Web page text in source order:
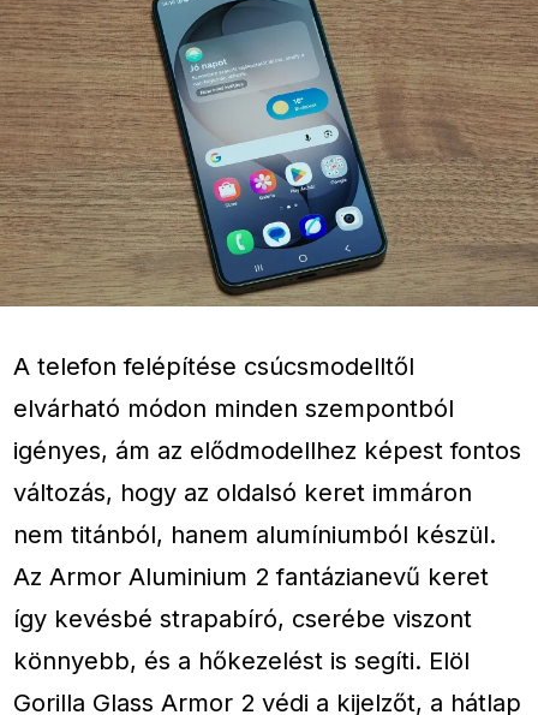
A telefon felépítése csúcsmodelltől
elvárható módon minden szempontból
igényes, ám az elődmodellhez képest fontos
változás, hogy az oldalsó keret immáron
nem titánból, hanem alumíniumból készül.
Az Armor Aluminium 2 fantázianevű keret
így kevésbé strapabíró, cserébe viszont
könnyebb, és a hőkezelést is segíti. Elöl
Gorilla Glass Armor 2 védi a kijelzőt, a hátlap